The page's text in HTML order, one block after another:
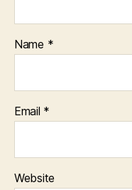
Name *
Email *
Website